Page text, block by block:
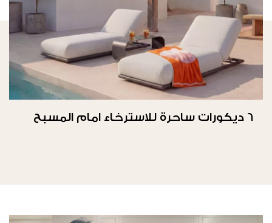
6 ديكورات ساحرة للاسترخاء امام المسبح